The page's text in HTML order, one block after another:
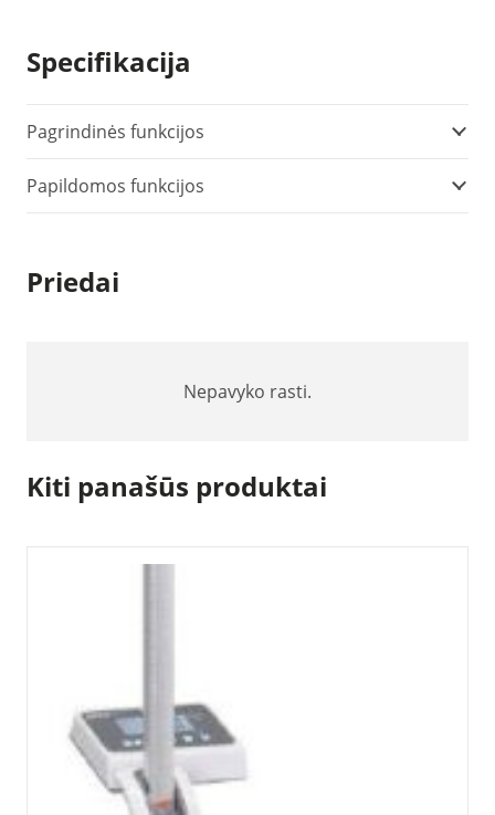
Specifikacija
Pagrindinės funkcijos
Papildomos funkcijos
Priedai
Nepavyko rasti.
Kiti panašūs produktai